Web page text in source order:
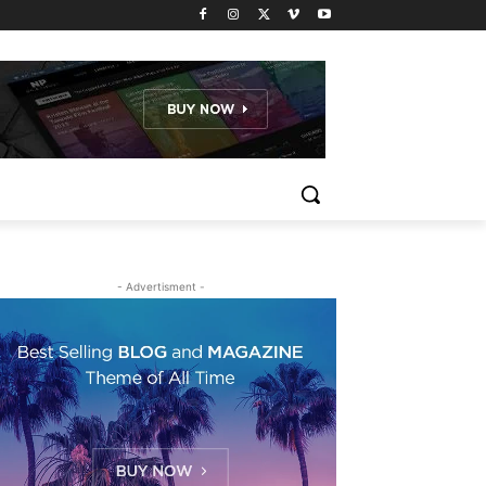
- Advertisment -